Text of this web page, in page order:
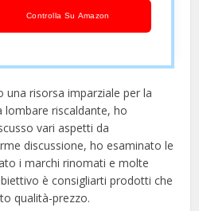
Controlla Su Amazon
una risorsa imparziale per la
lombare riscaldante, ​​ho
vari aspetti da
discussione, ho esaminato le
i marchi rinomati e molte
è consigliarti prodotti che
qualità-prezzo.